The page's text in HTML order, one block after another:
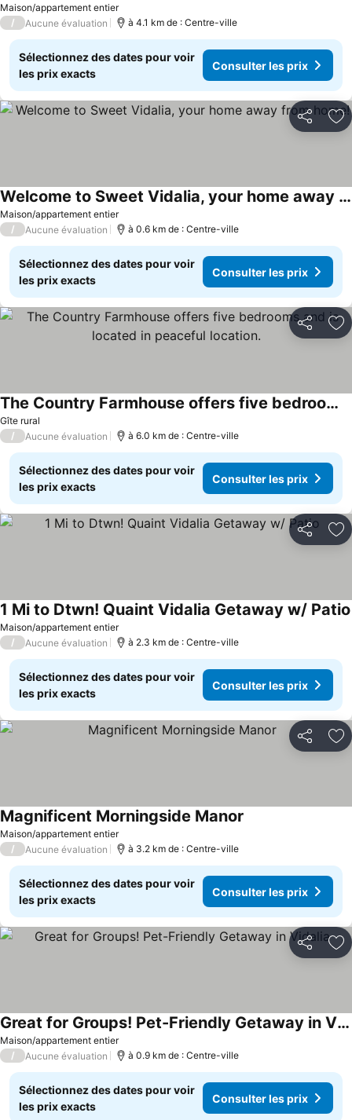
Maison/appartement entier
/ Aucune évaluation à 4.1 km de : Centre-ville
Sélectionnez des dates pour voir
les prix exacts
Consulter les prix
Partager
Maison/appartement entier
Welcome to Sweet Vidalia, your home away from home!
/ Aucune évaluation à 0.6 km de : Centre-ville
Sélectionnez des dates pour voir
les prix exacts
Consulter les prix
Partager
Gîte rural
The Country Farmhouse offers five bedrooms and is located in peaceful location.
/ Aucune évaluation à 6.0 km de : Centre-ville
Sélectionnez des dates pour voir
les prix exacts
Consulter les prix
Partager
Maison/appartement entier
1 Mi to Dtwn! Quaint Vidalia Getaway w/ Patio
/ Aucune évaluation à 2.3 km de : Centre-ville
Sélectionnez des dates pour voir
les prix exacts
Consulter les prix
Partager
Maison/appartement entier
Magnificent Morningside Manor
/ Aucune évaluation à 3.2 km de : Centre-ville
Sélectionnez des dates pour voir
les prix exacts
Consulter les prix
Partager
Maison/appartement entier
Great for Groups! Pet-Friendly Getaway in Vidalia
/ Aucune évaluation à 0.9 km de : Centre-ville
Sélectionnez des dates pour voir
les prix exacts
Consulter les prix